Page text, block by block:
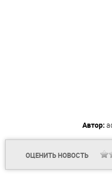
Автор:
ОЦЕНИТЬ НОВОСТЬ